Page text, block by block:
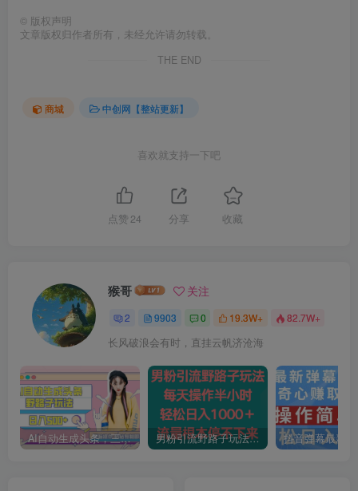
© 版权声明
文章版权归作者所有，未经允许请勿转载。
THE END
商城 中创网【整站更新】
喜欢就支持一下吧
点赞 24 分享 收藏
猴哥 关注
2 9903 0 19.3W+ 82.7W+
长风破浪会有时，直挂云帆济沧海
AI自动生成头条，三天必起号，三分钟轻松发布内容，复制粘贴，保姆级教… 男粉引流野路子玩法，每天操作半小时轻松日入1000＋，流量根本停不下来